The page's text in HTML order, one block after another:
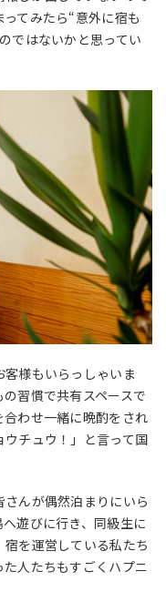
てみたら“意外に宿も
ではないかと思ってい
様もいらっしゃいま
習慣で共有スペースで
わせ一緒に晩酌をされ
チュウ！」と言って国
んが偶然泊まりにいら
遊びに行き、同級生に
を運営している私たち
人たちもすごくハプニ